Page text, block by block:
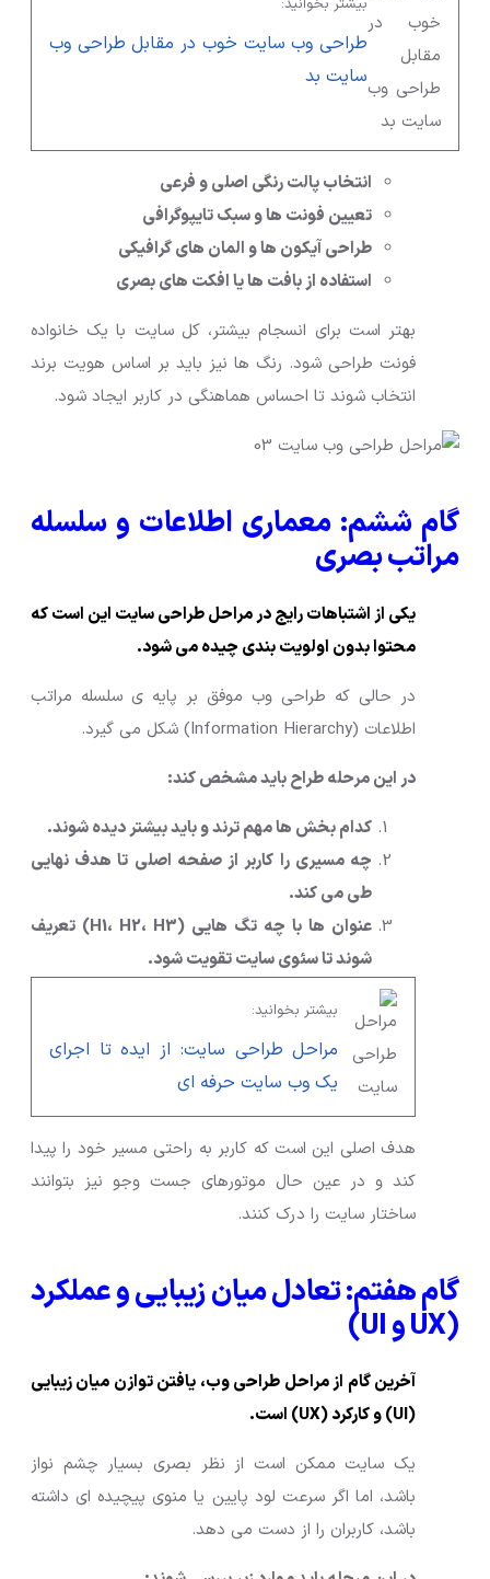
طراحی وب سایت خوب در مقابل طراحی وب
سایت بد
انتخاب پالت رنگی اصلی و فرعی
تعیین فونت ها و سبک تایپوگرافی
طراحی آیکون ها و المان های گرافیکی
استفاده از بافت ها یا افکت های بصری
بهتر است برای انسجام بیشتر، کل سایت با یک خانواده
فونت طراحی شود. رنگ ها نیز باید بر اساس هویت برند
انتخاب شوند تا احساس هماهنگی در کاربر ایجاد شود.
گام ششم: معماری اطلاعات و سلسله
مراتب بصری
یکی از اشتباهات رایج در مراحل طراحی سایت این است که
محتوا بدون اولویت بندی چیده می شود.
در حالی که طراحی وب موفق بر پایه ی سلسله مراتب
اطلاعات (Information Hierarchy) شکل می گیرد.
در این مرحله طراح باید مشخص کند:
کدام بخش ها مهم ترند و باید بیشتر دیده شوند.
چه مسیری را کاربر از صفحه اصلی تا هدف نهایی
طی می کند.
عنوان ها با چه تگ هایی (H1، H2، H3) تعریف
شوند تا سئوی سایت تقویت شود.
بیشتر بخوانید:
مراحل طراحی سایت: از ایده تا اجرای
یک وب سایت حرفه ای
هدف اصلی این است که کاربر به راحتی مسیر خود را پیدا
کند و در عین حال موتورهای جست وجو نیز بتوانند
ساختار سایت را درک کنند.
گام هفتم: تعادل میان زیبایی و عملکرد
(UX و UI)
آخرین گام از مراحل طراحی وب، یافتن توازن میان زیبایی
(UI) و کارکرد (UX) است.
یک سایت ممکن است از نظر بصری بسیار چشم نواز
باشد، اما اگر سرعت لود پایین یا منوی پیچیده ای داشته
باشد، کاربران را از دست می دهد.